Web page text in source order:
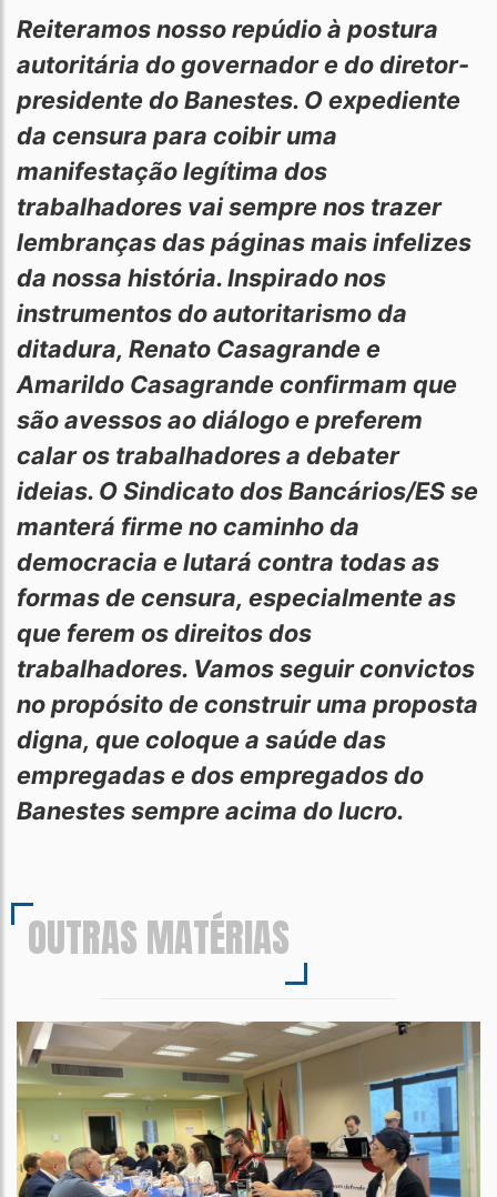
Reiteramos nosso repúdio à postura
autoritária do governador e do diretor-
presidente do Banestes. O expediente
da censura para coibir uma
manifestação legítima dos
trabalhadores vai sempre nos trazer
lembranças das páginas mais infelizes
da nossa história. Inspirado nos
instrumentos do autoritarismo da
ditadura, Renato Casagrande e
Amarildo Casagrande confirmam que
são avessos ao diálogo e preferem
calar os trabalhadores a debater
ideias. O Sindicato dos Bancários/ES se
manterá firme no caminho da
democracia e lutará contra todas as
formas de censura, especialmente as
que ferem os direitos dos
trabalhadores. Vamos seguir convictos
no propósito de construir uma proposta
digna, que coloque a saúde das
empregadas e dos empregados do
Banestes sempre acima do lucro.
OUTRAS MATÉRIAS